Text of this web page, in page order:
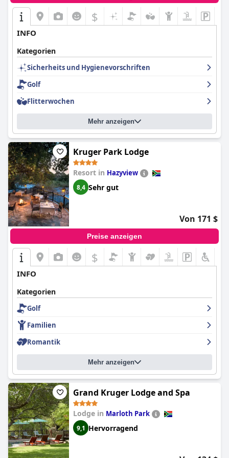
$
INFO
Kategorien
Sicherheits und Hygienevorschriften
Golf
Flitterwochen
Mehr anzeigen
Kruger Park Lodge
Resort in Hazyview
8,4 Sehr gut
Von 171 $
Preise anzeigen
$
INFO
Kategorien
Golf
Familien
Romantik
Mehr anzeigen
Grand Kruger Lodge and Spa
Lodge in Marloth Park
9,1 Hervorragend